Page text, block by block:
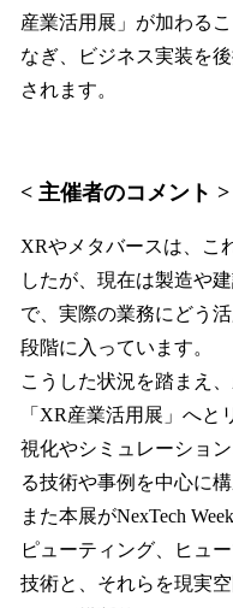
産業活用展」が加わる
なぎ、ビジネス実装を
されます。
< 主催者のコメント >
XRやメタバースは、こ
したが、現在は製造や
で、実際の業務にどう
段階に入っています。
こうした状況を踏まえ
「XR産業活用展」へ
視化やシミュレーショ
る技術や事例を中心に構
また本展がNexTech
ピューティング、ヒュ
技術と、それらを現実